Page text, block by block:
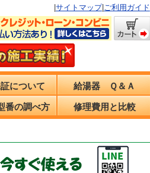
サイトマップ| ご利用ガイド
について 給湯器 Ｑ＆Ａ
番の調べ方 修理費用と比較